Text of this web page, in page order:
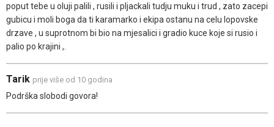
poput tebe u oluji palili , rusili i pljackali tudju muku i trud , zato zacepi
gubicu i moli boga da ti karamarko i ekipa ostanu na celu lopovske
drzave , u suprotnom bi bio na mjesalici i gradio kuce koje si rusio i
palio po krajini ,.
Tarik prije više od 10 godina
Podrška slobodi govora!